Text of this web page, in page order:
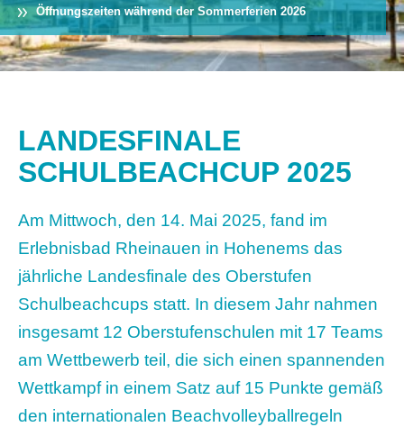
Öffnungszeiten während der Sommerferien 2026
LANDESFINALE
SCHULBEACHCUP 2025
Am Mittwoch, den 14. Mai 2025, fand im
Erlebnisbad Rheinauen in Hohenems das
jährliche Landesfinale des Oberstufen
Schulbeachcups statt. In diesem Jahr nahmen
insgesamt 12 Oberstufenschulen mit 17 Teams
am Wettbewerb teil, die sich einen spannenden
Wettkampf in einem Satz auf 15 Punkte gemäß
den internationalen Beachvolleyballregeln